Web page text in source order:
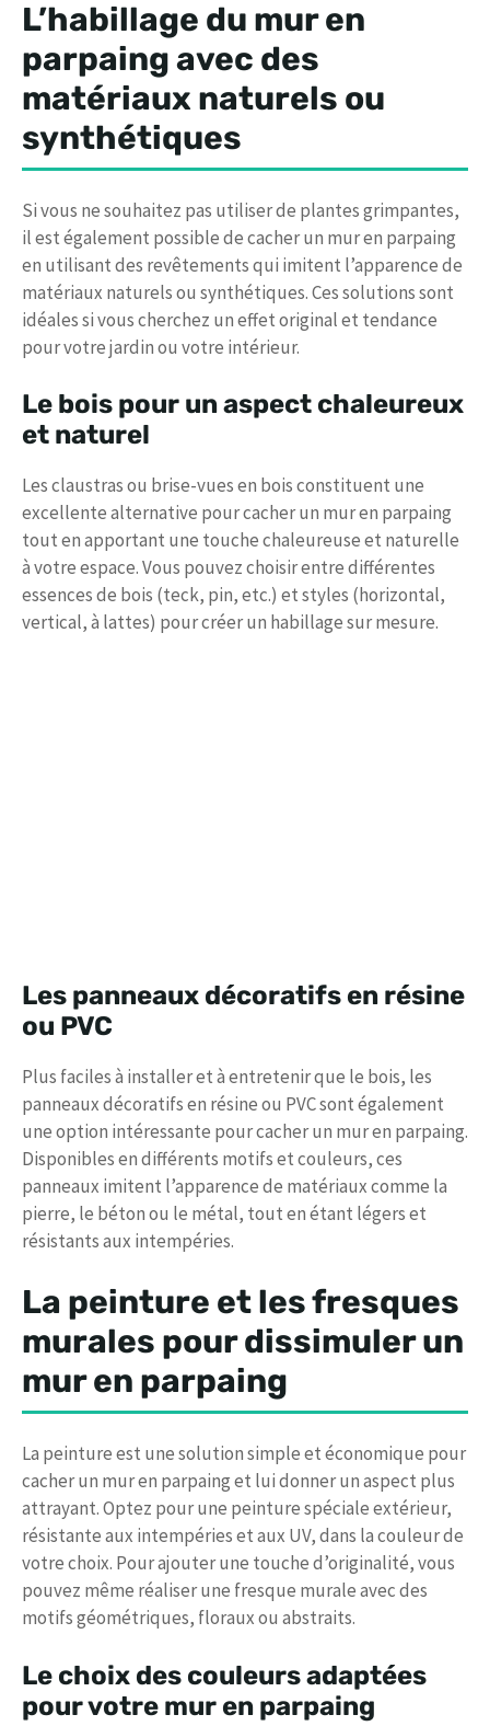
L’habillage du mur en
parpaing avec des
matériaux naturels ou
synthétiques
Si vous ne souhaitez pas utiliser de plantes grimpantes,
il est également possible de cacher un mur en parpaing
en utilisant des revêtements qui imitent l’apparence de
matériaux naturels ou synthétiques. Ces solutions sont
idéales si vous cherchez un effet original et tendance
pour votre jardin ou votre intérieur.
Le bois pour un aspect chaleureux
et naturel
Les claustras ou brise-vues en bois constituent une
excellente alternative pour cacher un mur en parpaing
tout en apportant une touche chaleureuse et naturelle
à votre espace. Vous pouvez choisir entre différentes
essences de bois (teck, pin, etc.) et styles (horizontal,
vertical, à lattes) pour créer un habillage sur mesure.
Les panneaux décoratifs en résine
ou PVC
Plus faciles à installer et à entretenir que le bois, les
panneaux décoratifs en résine ou PVC sont également
une option intéressante pour cacher un mur en parpaing.
Disponibles en différents motifs et couleurs, ces
panneaux imitent l’apparence de matériaux comme la
pierre, le béton ou le métal, tout en étant légers et
résistants aux intempéries.
La peinture et les fresques
murales pour dissimuler un
mur en parpaing
La peinture est une solution simple et économique pour
cacher un mur en parpaing et lui donner un aspect plus
attrayant. Optez pour une peinture spéciale extérieur,
résistante aux intempéries et aux UV, dans la couleur de
votre choix. Pour ajouter une touche d’originalité, vous
pouvez même réaliser une fresque murale avec des
motifs géométriques, floraux ou abstraits.
Le choix des couleurs adaptées
pour votre mur en parpaing